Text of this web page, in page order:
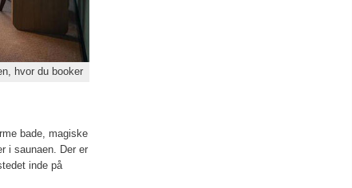
hvor du booker
bade, magiske
i saunaen. Der er
inde på